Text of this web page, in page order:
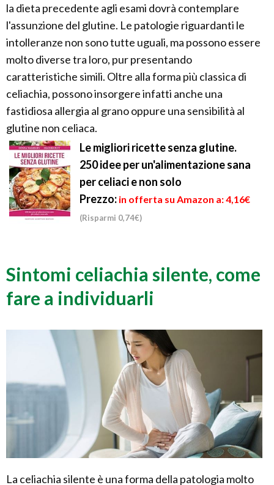
la dieta precedente agli esami dovrà contemplare
l'assunzione del glutine. Le patologie riguardanti le
intolleranze non sono tutte uguali, ma possono essere
molto diverse tra loro, pur presentando
caratteristiche simili. Oltre alla forma più classica di
celiachia, possono insorgere infatti anche una
fastidiosa allergia al grano oppure una sensibilità al
glutine non celiaca.
Le migliori ricette senza glutine.
250 idee per un'alimentazione sana
per celiaci e non solo
Prezzo: in offerta su Amazon a: 4,16€
(Risparmi 0,74€)
Sintomi celiachia silente, come
fare a individuarli
La celiachia silente è una forma della patologia molto